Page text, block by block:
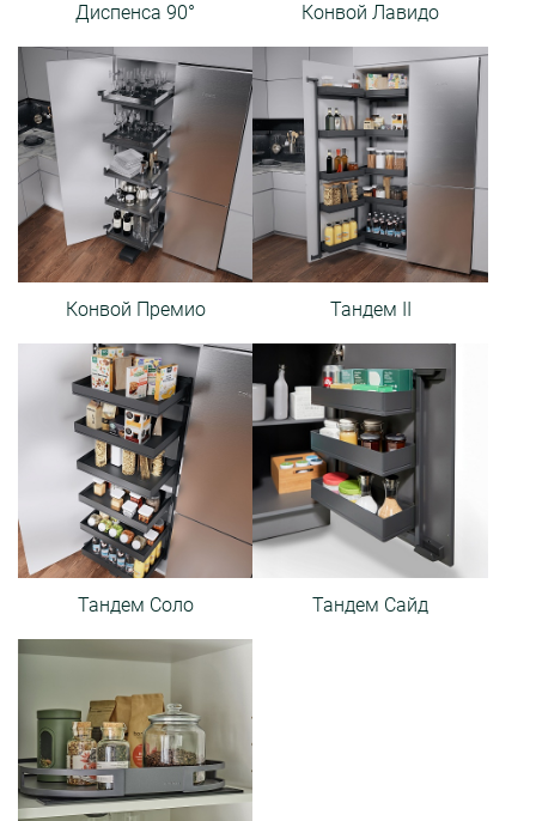
Диспенса 90° Конвой Лавидо
Конвой Премио Тандем II
Тандем Соло Тандем Сайд